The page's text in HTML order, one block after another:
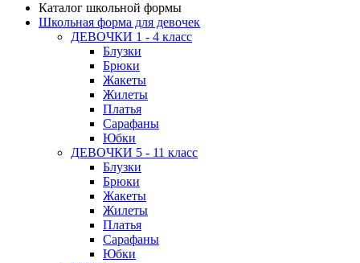
Каталог школьной формы
Школьная форма для девочек
ДЕВОЧКИ 1 - 4 класс
Блузки
Брюки
Жакеты
Жилеты
Платья
Сарафаны
Юбки
ДЕВОЧКИ 5 - 11 класс
Блузки
Брюки
Жакеты
Жилеты
Платья
Сарафаны
Юбки